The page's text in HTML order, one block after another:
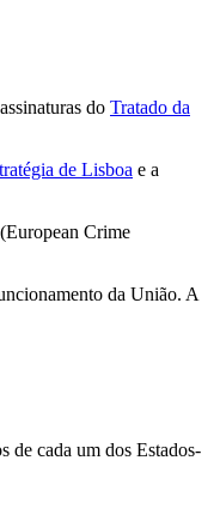
do Tratado da
de Lisboa e a
(European Crime
da União. A
de cada um dos Estados-